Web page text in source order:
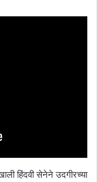
हिंदवी सेनेने उदगीरच्या